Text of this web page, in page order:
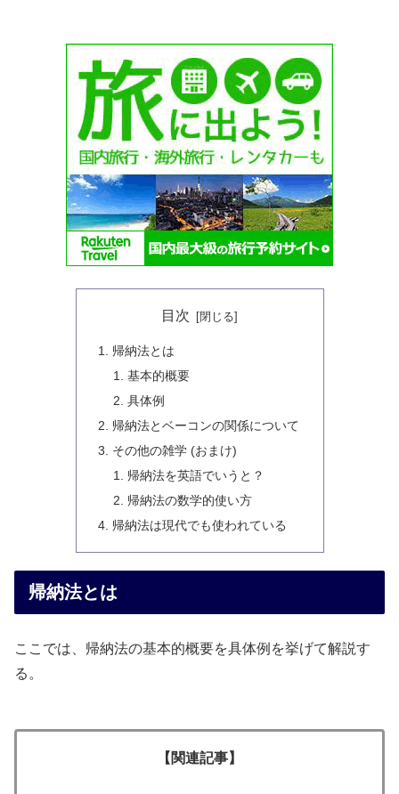
目次
帰納法とは
基本的概要
具体例
帰納法とベーコンの関係について
その他の雑学 (おまけ)
帰納法を英語でいうと？
帰納法の数学的使い方
帰納法は現代でも使われている
帰納法とは
ここでは、帰納法の基本的概要を具体例を挙げて解説す
る。
【関連記事】